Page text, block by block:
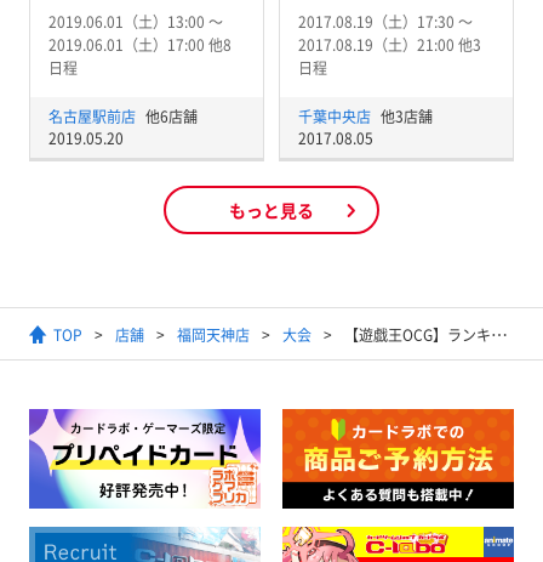
2019.06.01（土）13:00 〜
2019.06.01（土）17:00 他8
日程
名古屋駅前店 他6店舗
2019.05.20
2017.08.19（土）17:30 〜
2017.08.19（土）21:00 他3
日程
千葉中央店 他3店舗
2017.08.05
もっと見る
TOP 店舗 福岡天神店 大会 【遊戯王OCG】ランキングデュエル(マッチ戦)